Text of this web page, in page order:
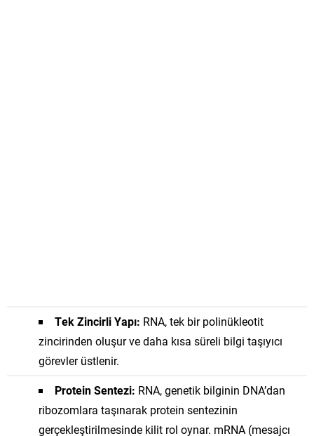
Tek Zincirli Yapı: RNA, tek bir polinükleotit
zincirinden oluşur ve daha kısa süreli bilgi taşıyıcı
görevler üstlenir.
Protein Sentezi: RNA, genetik bilginin DNA’dan
ribozomlara taşınarak protein sentezinin
gerçekleştirilmesinde kilit rol oynar. mRNA (mesajcı